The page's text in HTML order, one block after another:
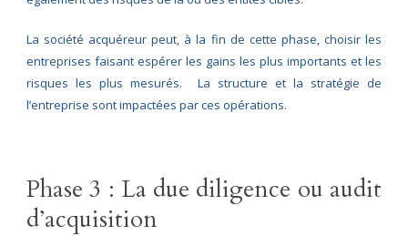
La société acquéreur peut, à la fin de cette phase, choisir les
entreprises faisant espérer les gains les plus importants et les
risques les plus mesurés. La structure et la stratégie de
l’entreprise sont impactées par ces opérations.
Phase 3 : La due diligence ou audit
d’acquisition